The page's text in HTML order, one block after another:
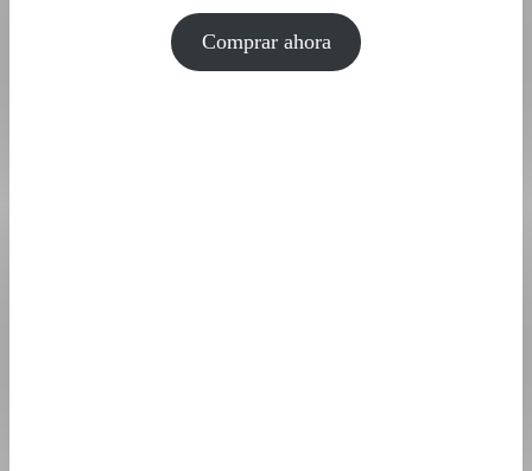
Comprar ahora